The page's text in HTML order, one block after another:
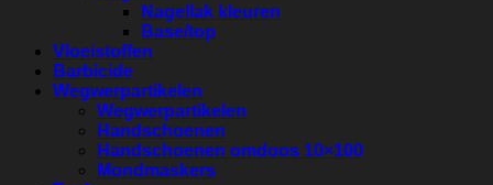
Nagellak kleuren
Base/top
Vloeistoffen
Barbicide
Wegwerpartikelen
Wegwerpartikelen
Handschoenen
Handschoenen omdoos 10×100
Mondmaskers